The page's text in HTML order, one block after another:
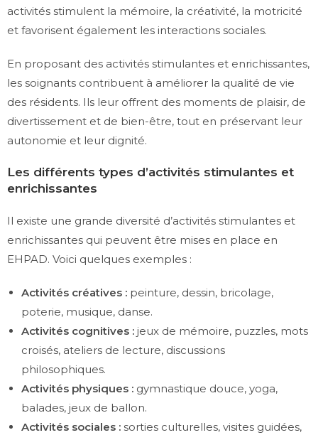
activités stimulent la mémoire, la créativité, la motricité
et favorisent également les interactions sociales.
En proposant des activités stimulantes et enrichissantes,
les soignants contribuent à améliorer la qualité de vie
des résidents. Ils leur offrent des moments de plaisir, de
divertissement et de bien-être, tout en préservant leur
autonomie et leur dignité.
Les différents types d’activités stimulantes et
enrichissantes
Il existe une grande diversité d’activités stimulantes et
enrichissantes qui peuvent être mises en place en
EHPAD. Voici quelques exemples :
Activités créatives : peinture, dessin, bricolage,
poterie, musique, danse.
Activités cognitives : jeux de mémoire, puzzles, mots
croisés, ateliers de lecture, discussions
philosophiques.
Activités physiques : gymnastique douce, yoga,
balades, jeux de ballon.
Activités sociales : sorties culturelles, visites guidées,